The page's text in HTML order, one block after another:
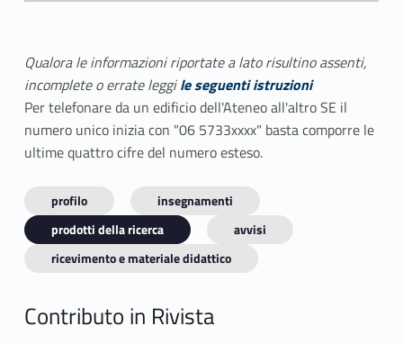
Qualora le informazioni riportate a lato risultino assenti,
incomplete o errate leggile seguenti istruzioni
Per telefonare da un edificio dell'Ateneo all'altro SE il
numero unico inizia con "06 5733xxxx" basta comporre le
ultime quattro cifre del numero esteso.
profilo
insegnamenti
prodotti della ricerca
avvisi
ricevimento e materiale didattico
Contributo in Rivista